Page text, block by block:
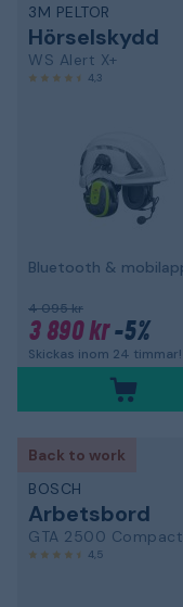
3M PELTOR
Hörselskydd
WS Alert X+
4,3
4 095 kr
3 890 kr-5%
Skickas inom 24 timmar!
Back to work
BOSCH
Arbetsbord
GTA 2500 Compact
4,5